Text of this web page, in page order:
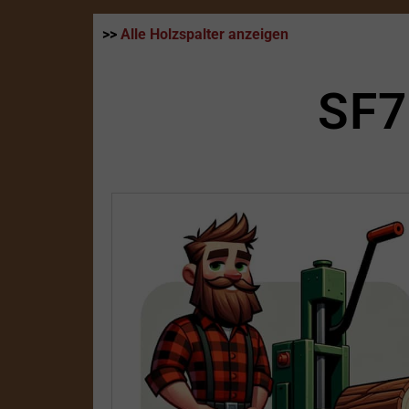
>> Alle Holzspalter anzeigen